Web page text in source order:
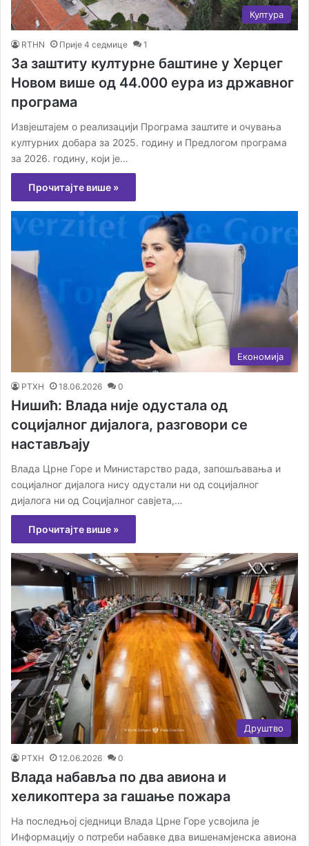
Култура
RTHN Прије 4 седмице 1
За заштиту културне баштине у Херцег
Новом више од 44.000 еура из државног
програма
Извјештајем о реализацији Програма заштите и очувања
културних добара за 2025. годину и Предлогом програма
за 2026. годину, који је…
Прочитајте више »
Економија
РТХН 18.06.2026 0
Нишић: Влада није одустала од
социјалног дијалога, разговори се
настављају
Влада Црне Горе и Министарство рада, запошљавања и
социјалног дијалога нису одустали ни од социјалног
дијалога ни од Социјалног савјета,…
Прочитајте више »
Друштво
РТХН 12.06.2026 0
Влада набавља по два авиона и
хеликоптера за гашање пожара
На последњој сједници Влада Црне Горе усвојила је
Информацију о потреби набавке два вишенамјенска авиона